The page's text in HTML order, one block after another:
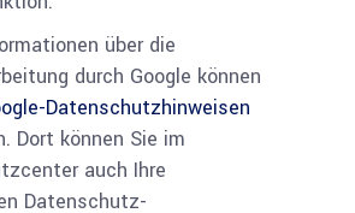
über die
durch Google können
Datenschutzhinweisen
Dort können Sie im
auch Ihre
Datenschutz-